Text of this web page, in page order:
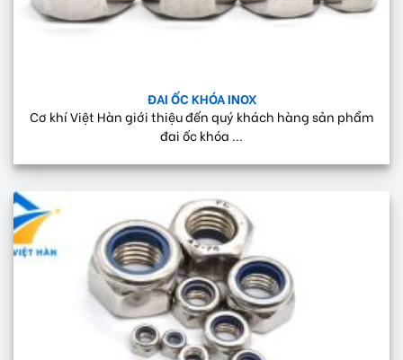
ĐAI ỐC KHÓA INOX
Cơ khí Việt Hàn giới thiệu đến quý khách hàng sản phẩm
đai ốc khóa ...